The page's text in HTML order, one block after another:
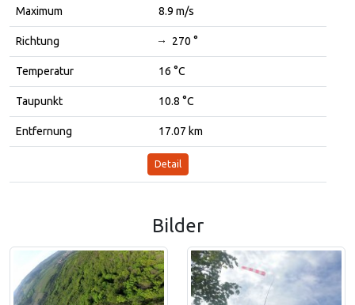
Maximum 8.9 m/s
Richtung ↓ 270 °
Temperatur 16 °C
Taupunkt 10.8 °C
Entfernung 17.07 km
Detail
Bilder